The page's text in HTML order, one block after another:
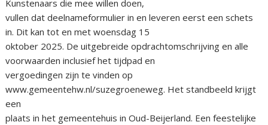
Kunstenaars die mee willen doen,
vullen dat deelnameformulier in en leveren eerst een schets
in. Dit kan tot en met woensdag 15
oktober 2025. De uitgebreide opdrachtomschrijving en alle
voorwaarden inclusief het tijdpad en
vergoedingen zijn te vinden op
www.gemeentehw.nl/suzegroeneweg. Het standbeeld krijgt
een
plaats in het gemeentehuis in Oud-Beijerland. Een feestelijke